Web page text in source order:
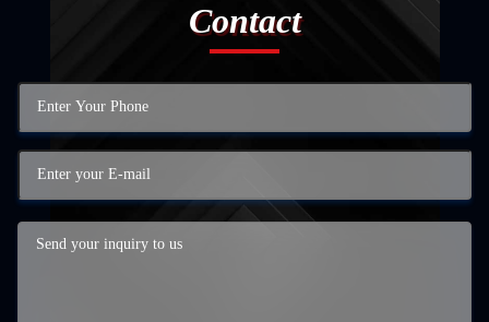
Contact